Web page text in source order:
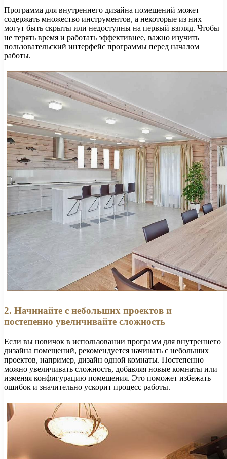
Программа для внутреннего дизайна помещений может
содержать множество инструментов, а некоторые из них
могут быть скрыты или недоступны на первый взгляд. Чтобы
не терять время и работать эффективнее, важно изучить
пользовательский интерфейс программы перед началом
работы.
2. Начинайте с небольших проектов и
постепенно увеличивайте сложность
Если вы новичок в использовании программ для внутреннего
дизайна помещений, рекомендуется начинать с небольших
проектов, например, дизайн одной комнаты. Постепенно
можно увеличивать сложность, добавляя новые комнаты или
изменяя конфигурацию помещения. Это поможет избежать
ошибок и значительно ускорит процесс работы.